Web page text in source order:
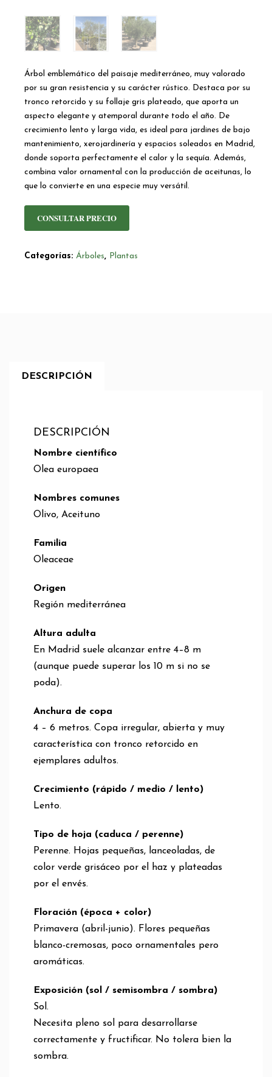
Árbol emblemático del paisaje mediterráneo, muy valorado
por su gran resistencia y su carácter rústico. Destaca por su
tronco retorcido y su follaje gris plateado, que aporta un
aspecto elegante y atemporal durante todo el año. De
crecimiento lento y larga vida, es ideal para jardines de bajo
mantenimiento, xerojardinería y espacios soleados en Madrid,
donde soporta perfectamente el calor y la sequía. Además,
combina valor ornamental con la producción de aceitunas, lo
que lo convierte en una especie muy versátil.
CONSULTAR PRECIO
Categorías: Árboles, Plantas
DESCRIPCIÓN
DESCRIPCIÓN
Nombre científico
Olea europaea
Nombres comunes
Olivo, Aceituno
Familia
Oleaceae
Origen
Región mediterránea
Altura adulta
En Madrid suele alcanzar entre 4–8 m
(aunque puede superar los 10 m si no se
poda).
Anchura de copa
4 – 6 metros. Copa irregular, abierta y muy
característica con tronco retorcido en
ejemplares adultos.
Crecimiento (rápido / medio / lento)
Lento.
Tipo de hoja (caduca / perenne)
Perenne. Hojas pequeñas, lanceoladas, de
color verde grisáceo por el haz y plateadas
por el envés.
Floración (época + color)
Primavera (abril-junio). Flores pequeñas
blanco-cremosas, poco ornamentales pero
aromáticas.
Exposición (sol / semisombra / sombra)
Sol.
Necesita pleno sol para desarrollarse
correctamente y fructificar. No tolera bien la
sombra.